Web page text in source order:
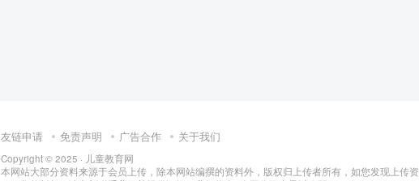
友链申请 免责声明 广告合作 关于我们
Copyright © 2025 · 儿童教育网
本网站大部分资料来源于会员上传，除本网站编撰的资料外，版权归上传者所有，如您发现上传